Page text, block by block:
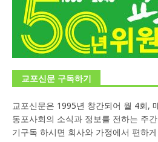
교포신문 구독하기
교포신문은 1995년 창간되어 월 4회,
동포사회의 소식과 정보를 전하는 주
기구독 하시면 회사와 가정에서 편하